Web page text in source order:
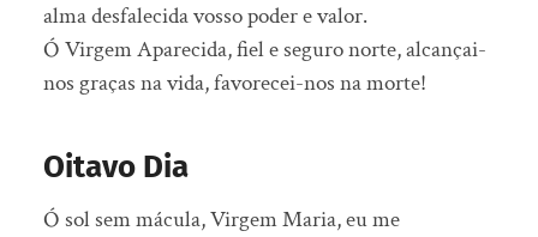
alma desfalecida vosso poder e valor.
Ó Virgem Aparecida, fiel e seguro norte, alcançai-
nos graças na vida, favorecei-nos na morte!
Oitavo Dia
Ó sol sem mácula, Virgem Maria, eu me